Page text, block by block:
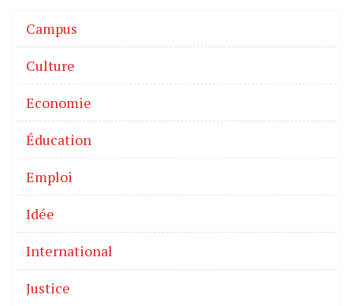
Campus
Culture
Economie
Éducation
Emploi
Idée
International
Justice